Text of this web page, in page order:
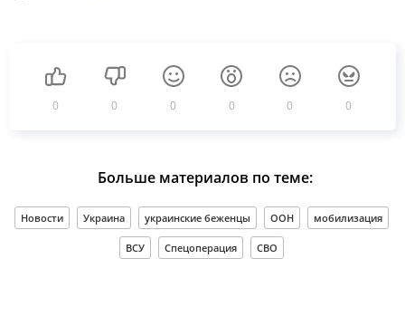
0 0 0 0 0 0
Больше материалов по теме:
Новости Украина украинские беженцы ООН мобилизация
ВСУ Спецоперация СВО